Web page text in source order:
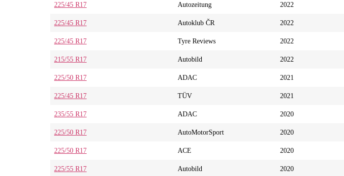
225/45 R17 Autozeitung 2022
225/45 R17 Autoklub ČR 2022
225/45 R17 Tyre Reviews 2022
215/55 R17 Autobild 2022
225/50 R17 ADAC 2021
225/45 R17 TÜV 2021
235/55 R17 ADAC 2020
225/50 R17 AutoMotorSport 2020
225/50 R17 ACE 2020
225/55 R17 Autobild 2020